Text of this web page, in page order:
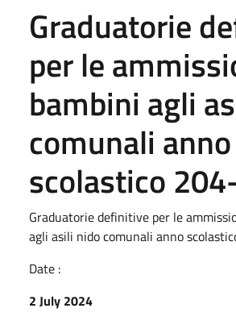
Graduatorie
per le
bambini agli
comunali anno
scolastico
Graduatorie definitive per le
agli asili nido comunali anno
Date :
2 July 2024